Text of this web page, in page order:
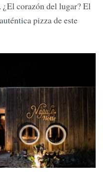
corazón del lugar? El
pizza de este